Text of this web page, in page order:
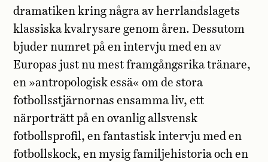
dramatiken kring några av herrlandslagets
klassiska kvalrysare genom åren. Dessutom
bjuder numret på en intervju med en av
Europas just nu mest framgångsrika tränare,
en »antropologisk essä« om de stora
fotbollsstjärnornas ensamma liv, ett
närporträtt på en ovanlig allsvensk
fotbollsprofil, en fantastisk intervju med en
fotbollskock, en mysig familjehistoria och en